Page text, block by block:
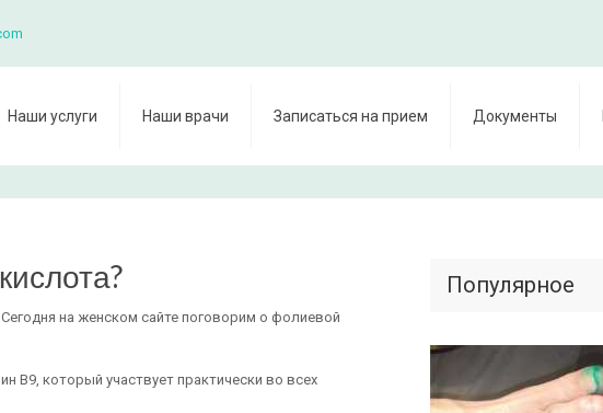
Наши услуги Наши врачи Записаться на прием Документы
на женском сайте поговорим о фолиевой
В9, который участвует практически во всех
Популярное